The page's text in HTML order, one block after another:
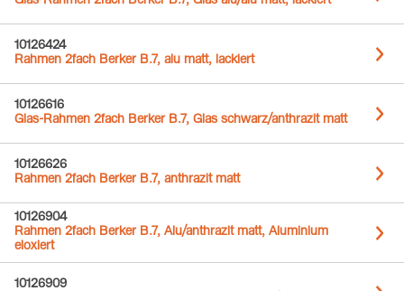
10126424
Rahmen 2fach Berker B.7, alu matt, lackiert
10126616
Glas-Rahmen 2fach Berker B.7, Glas schwarz/anthrazit matt
10126626
Rahmen 2fach Berker B.7, anthrazit matt
10126904
Rahmen 2fach Berker B.7, Alu/anthrazit matt, Aluminium
eloxiert
10126909